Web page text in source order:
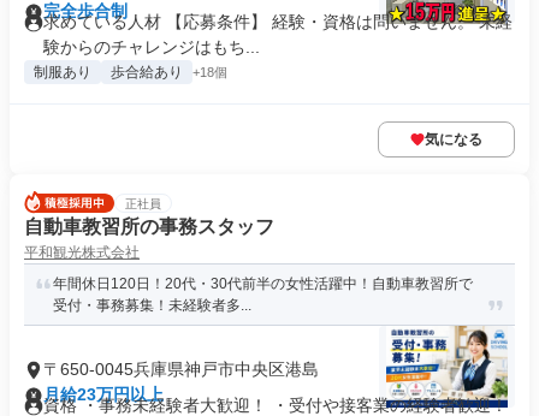
完全歩合制
求めている人材 【応募条件】 経験・資格は問いません。 未経
験からのチャレンジはもち...
制服あり 歩合給あり +18個
気になる
正社員
自動車教習所の事務スタッフ
平和観光株式会社
年間休日120日！20代・30代前半の女性活躍中！自動車教習所で
受付・事務募集！未経験者多...
〒650-0045兵庫県神戸市中央区港島
月給23万円以上
資格 ・事務未経験者大歓迎！ ・受付や接客業の経験者歓迎！